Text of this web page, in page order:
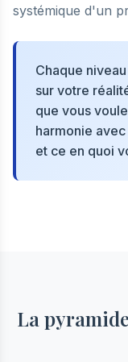
systémique d'un
Chaque
sur votre
que vous
harmonie
et ce en quoi
La